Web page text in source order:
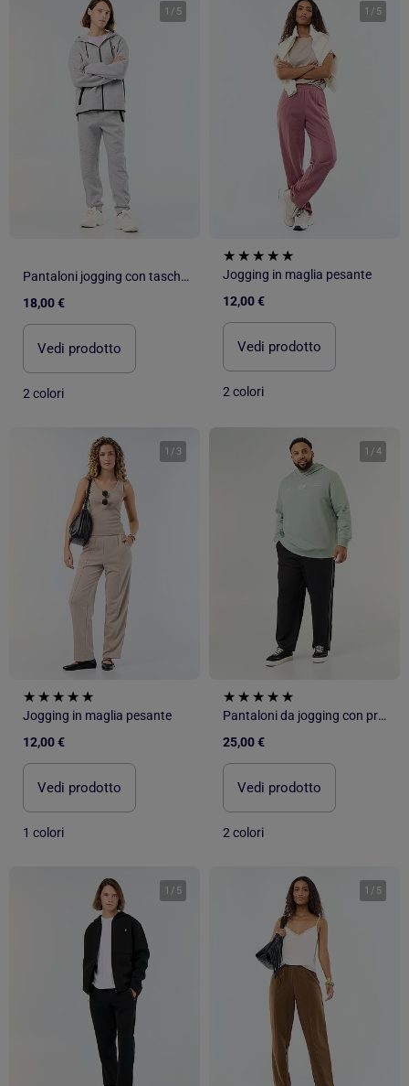
1 / 5
Pantaloni jogging con tasche con zip
18,00 €
Vedi prodotto
2 colori
1 / 5
Jogging in maglia pesante
12,00 €
Vedi prodotto
2 colori
1 / 3
Jogging in maglia pesante
12,00 €
Vedi prodotto
1 colori
1 /4
Pantaloni da jogging con profili a contrasto
25,00 €
Vedi prodotto
2 colori
1 / 5 1 / 5